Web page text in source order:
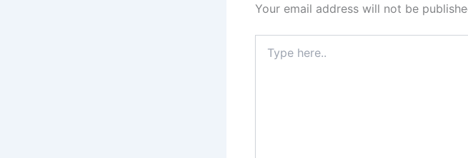
Your email address will not be
here..